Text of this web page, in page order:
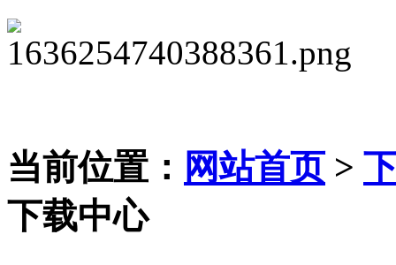
当前位置： 网站首页>
下载中心